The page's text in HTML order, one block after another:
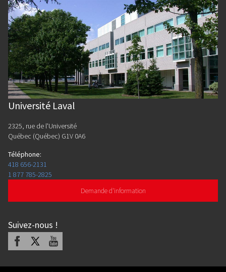
Université Laval
2325, rue de l'Université
Québec (Québec) G1V 0A6
Téléphone:
418 656-2131
1 877 785-2825
Demande d'information
Suivez-nous !
Facebook Youtube